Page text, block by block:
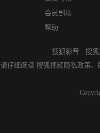
会员剧场
帮助
搜狐影音 - 搜
请仔细阅读 搜狐视频隐私政策、